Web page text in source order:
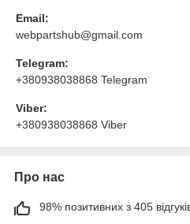
Email:
webpartshub@gmail.com
Telegram:
+380938038868 Telegram
Viber:
+380938038868 Viber
Про нас
98% позитивних з 405